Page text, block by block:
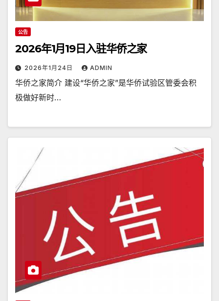
公告
2026年1月19日入驻华侨之家
2026年1月24日 ADMIN
华侨之家简介 建设“华侨之家”是华侨试验区管委会积
极做好新时…